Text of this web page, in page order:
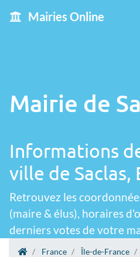
Mairies Online
Mairie de
Informations
ville de Saclas,
Retrouvez les
(maire & élus), horaires
derniers votes de votre
France Île-de-France